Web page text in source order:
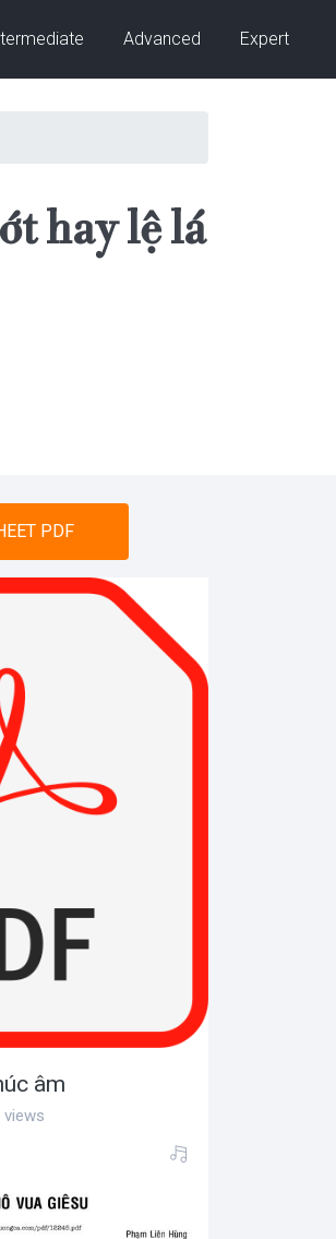
Advanced Expert
hay lệ lá
PDF
âm
views